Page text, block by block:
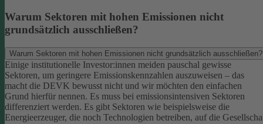
Warum Sektoren mit hohen Emissionen nicht
grundsätzlich ausschließen?
Warum Sektoren mit hohen Emissionen nicht grundsätzlich ausschließen?
Einige institutionelle Investor:innen meiden pauschal gewisse
Sektoren, um geringere Emissionskennzahlen auszuweisen – das
macht die DEVK bewusst nicht und wir möchten den einfachen
Grund hierfür nennen. Es muss bei emissionsintensiven Sektoren
differenziert werden. Es gibt Sektoren wie beispielsweise die
Energieerzeuger, die noch Technologien betreiben, auf die